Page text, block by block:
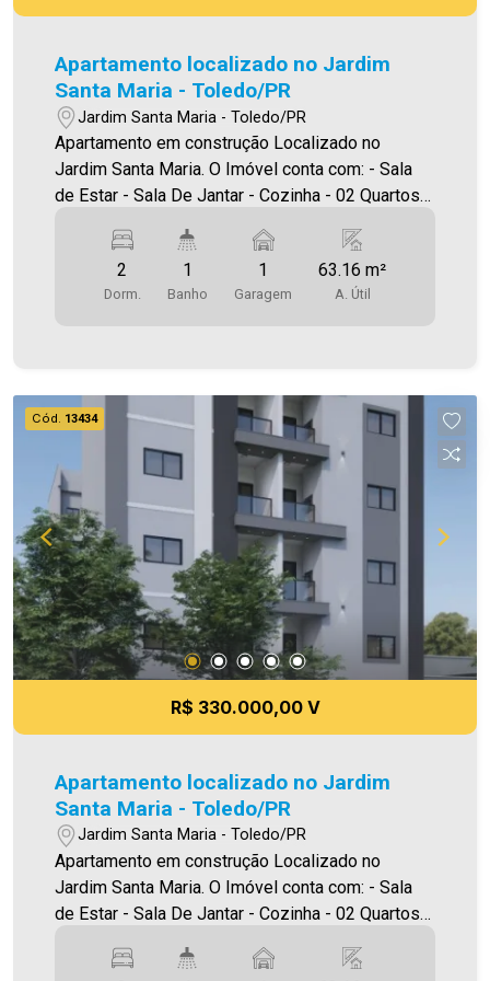
Apartamento localizado no Jardim
Santa Maria - Toledo/PR
Jardim Santa Maria - Toledo/PR
Apartamento em construção Localizado no
Jardim Santa Maria. O Imóvel conta com: - Sala
de Estar - Sala De Jantar - Cozinha - 02 Quartos -
garagem - Sacada com churrasqueira Área
privativa 63,16m² A Imobiliária Ativa conta hoje
com uma das maiores carteiras de imóveis
Imobiliária Ativa, sinta-se em casa!
2
Dorm.
1
Banho
1
Garagem
63.16 m²
A. Útil
Cód. 13434
R$ 330.000,00 V
Apartamento localizado no Jardim
Santa Maria - Toledo/PR
Jardim Santa Maria - Toledo/PR
Apartamento em construção Localizado no
Jardim Santa Maria. O Imóvel conta com: - Sala
de Estar - Sala De Jantar - Cozinha - 02 Quartos -
garagem - Sacada com churrasqueira Área